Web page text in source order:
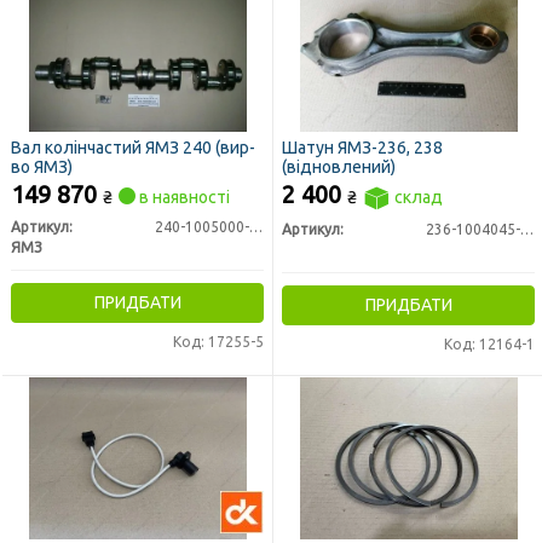
Вал колінчастий ЯМЗ 240 (вир-
во ЯМЗ)
149 870 ₴ в наявності
Артикул:
ЯМЗ
ПРИДБАТИ
Код: 17255-5
Шатун ЯМЗ-236, 238
(відновлений)
2 400 ₴ склад
Артикул: 236-1004045-Б3
ПРИДБАТИ
Код: 12164-1